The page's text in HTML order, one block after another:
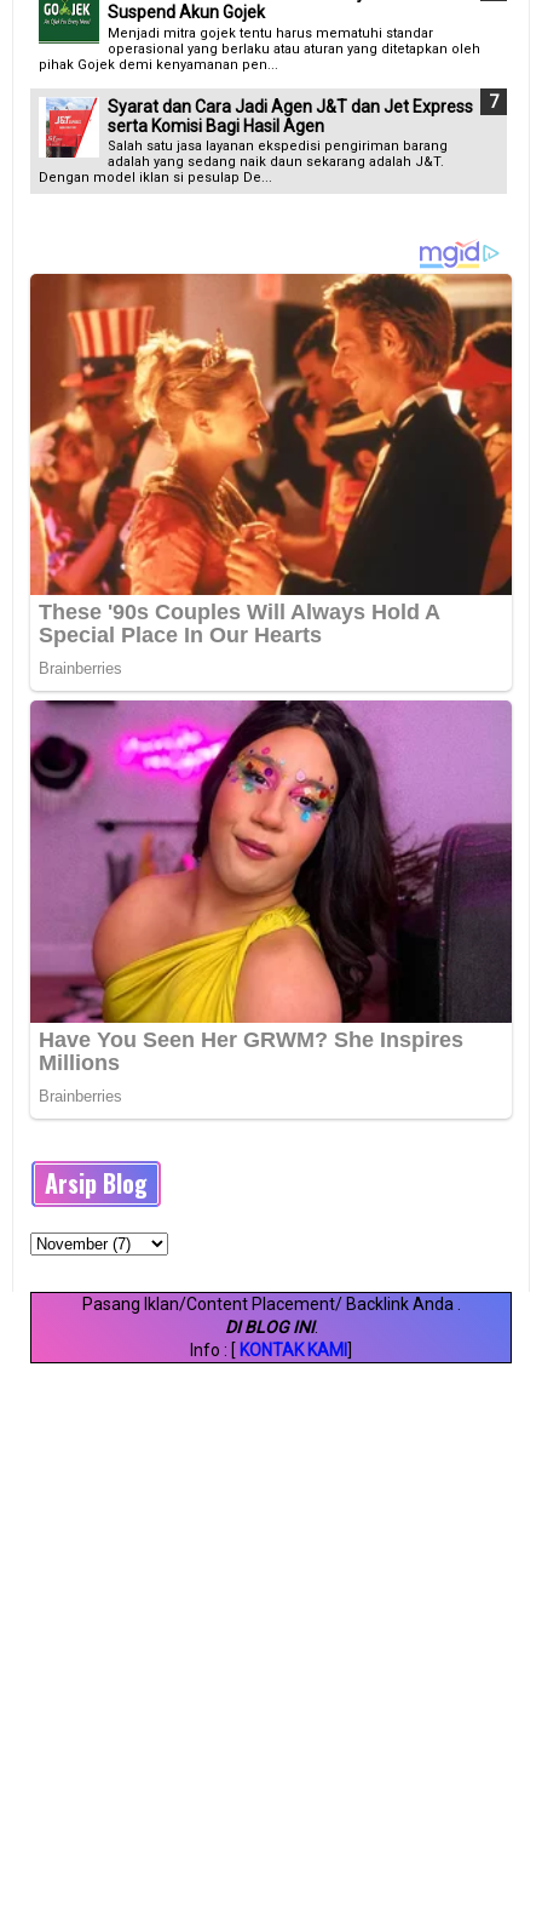
Suspend Akun Gojek
Menjadi mitra gojek tentu harus mematuhi standar
operasional yang berlaku atau aturan yang ditetapkan oleh
pihak Gojek demi kenyamanan pen...
Syarat dan Cara Jadi Agen J&T dan Jet Express
serta Komisi Bagi Hasil Agen
Salah satu jasa layanan ekspedisi pengiriman barang
adalah yang sedang naik daun sekarang adalah J&T.
Dengan model iklan si pesulap De...
Arsip Blog
Pasang Iklan/Content Placement/ Backlink Anda
DI BLOG INI.
Info : [ KONTAK KAMI]